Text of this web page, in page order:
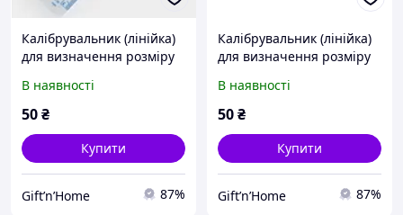
Калібрувальник (лінійка)
для визначення розміру
В наявності
50₴
Купити
Gift’n’Home 87%
Калібрувальник (лінійка)
для визначення розміру
В наявності
50₴
Купити
Gift’n’Home 87%